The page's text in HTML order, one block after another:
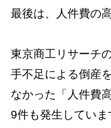
最後は、人件費の
東京商工リサーチ
手不足による倒産
なかった「人件費
9件も発生していま